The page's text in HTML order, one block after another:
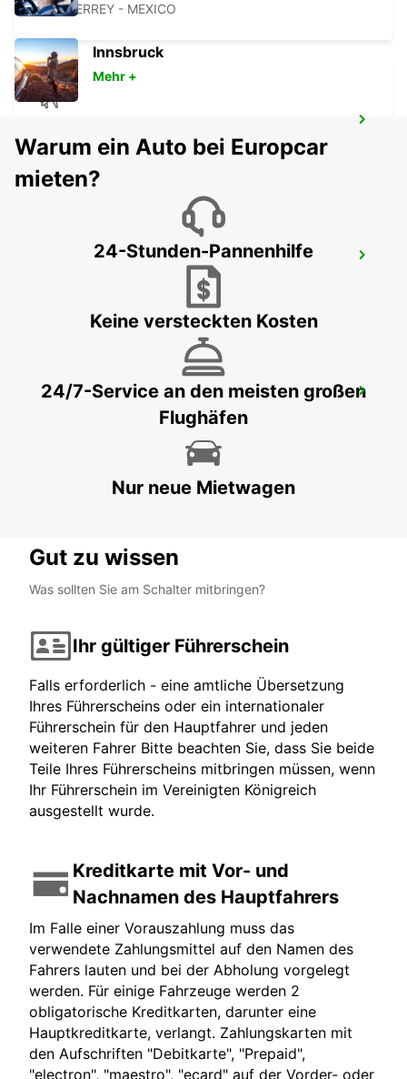
MONTERREY - MEXICO
CIUDAD JUAREZ - MEXICO
SALTILLO DOWNTOWN
FLUGHAFEN CHIHUAHUA
CHIHUAHUA - MEXICO
Innsbruck
Mehr +
Warum ein Auto bei Europcar
mieten?
24-Stunden-Pannenhilfe
Keine versteckten Kosten
24/7-Service an den meisten großen
Flughäfen
Nur neue Mietwagen
Gut zu wissen
Was sollten Sie am Schalter mitbringen?
Ihr gültiger Führerschein
Falls erforderlich - eine amtliche Übersetzung
Ihres Führerscheins oder ein internationaler
Führerschein für den Hauptfahrer und jeden
weiteren Fahrer Bitte beachten Sie, dass Sie beide
Teile Ihres Führerscheins mitbringen müssen, wenn
Ihr Führerschein im Vereinigten Königreich
ausgestellt wurde.
Kreditkarte mit Vor- und
Nachnamen des Hauptfahrers
Im Falle einer Vorauszahlung muss das
verwendete Zahlungsmittel auf den Namen des
Fahrers lauten und bei der Abholung vorgelegt
werden. Für einige Fahrzeuge werden 2
obligatorische Kreditkarten, darunter eine
Hauptkreditkarte, verlangt. Zahlungskarten mit
den Aufschriften "Debitkarte", "Prepaid",
"electron", "maestro", "ecard" auf der Vorder- oder